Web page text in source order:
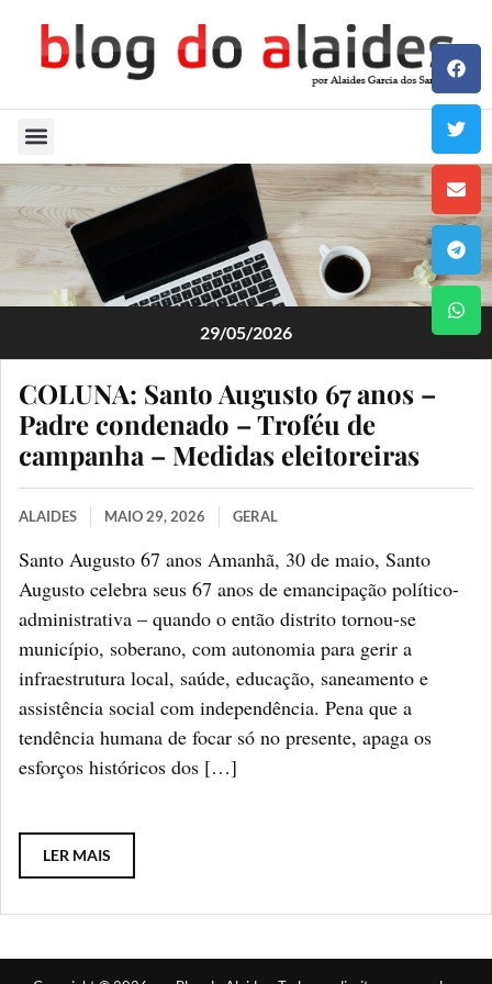
29/05/2026
COLUNA: Santo Augusto 67 anos –
Padre condenado – Troféu de
campanha – Medidas eleitoreiras
ALAIDES MAIO 29, 2026 GERAL
Santo Augusto 67 anos Amanhã, 30 de maio, Santo
Augusto celebra seus 67 anos de emancipação político-
administrativa – quando o então distrito tornou-se
município, soberano, com autonomia para gerir a
infraestrutura local, saúde, educação, saneamento e
assistência social com independência. Pena que a
tendência humana de focar só no presente, apaga os
esforços históricos dos […]
LER MAIS